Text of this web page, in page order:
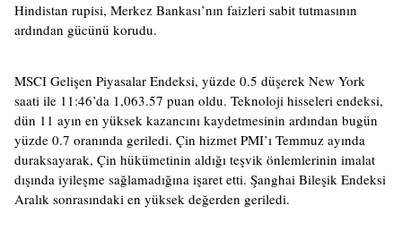
Hindistan rupisi, Merkez Bankası’nın faizleri sabit tutmasının
ardından gücünü korudu.
MSCI Gelişen Piyasalar Endeksi, yüzde 0.5 düşerek New York
saati ile 11:46’da 1,063.57 puan oldu. Teknoloji hisseleri endeksi,
dün 11 ayın en yüksek kazancını kaydetmesinin ardından bugün
yüzde 0.7 oranında geriledi. Çin hizmet PMI’ı Temmuz ayında
duraksayarak, Çin hükümetinin aldığı teşvik önlemlerinin imalat
dışında iyileşme sağlamadığına işaret etti. Şanghai Bileşik Endeksi
Aralık sonrasındaki en yüksek değerden geriledi.